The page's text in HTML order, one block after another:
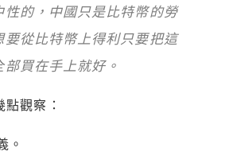
性的，中國只是比特幣的勞
要從比特幣上得利只要把這
買在手上就好。
觀察：
。